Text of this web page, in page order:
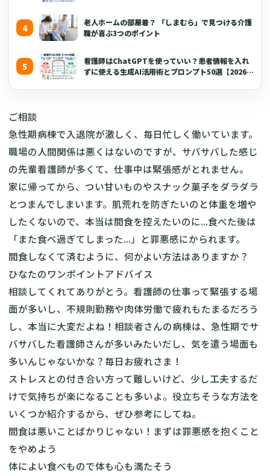
老人ホームの部屋着？ 「しまむら」で見つける介護
職が喜ぶ3つのポイント
看護師はChatGPTを使っていい？患者情報を入れ
ずに使える生成AI活用術とプロンプト50選【2026年
ご相談
急性期病棟で入退院が激しく、毎日忙しく働いています。
職場の人間関係は悪くはないのですが、サバサバした感じ
の先輩看護師が多くて、仕事中は緊張感がとれません。
家に帰ってから、つい甘いものやスナック菓子をダラダラ
とつまんでしまいます。肌荒れを防ぎたいのと体重を増や
したくないので、本当は間食を控えたいのに...食べた後は
「また食べ過ぎてしまった...」と罪悪感にかられます。
間食しなくて済むように、何かよい方法はありますか？
ひなたのワンポイントアドバイス
相談してくれてありがとう。看護師の仕事って緊張する場
面が多いし、不規則勤務や肉体労働で疲れもたまるだろう
し、本当に大変だよね！相談者さんの病棟は、急性期でサ
バサバした看護師さんが多いみたいだし、気を遣う場面も
多いんじゃないかな？毎日お疲れさま！
ストレスとの付き合い方って難しいけど、少し工夫するだ
けで気持ちが楽になることも多いよ。役立ちそうな方法を
いくつか紹介するから、ぜひ参考にしてね。
間食は悪いことばかりじゃない！まずは罪悪感を抱くこと
をやめよう
体によい食べもので体も心も満たそう